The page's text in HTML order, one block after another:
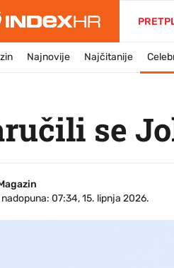
Najnovije Najčitanije
se
07:34, 15. lipnja 2026.